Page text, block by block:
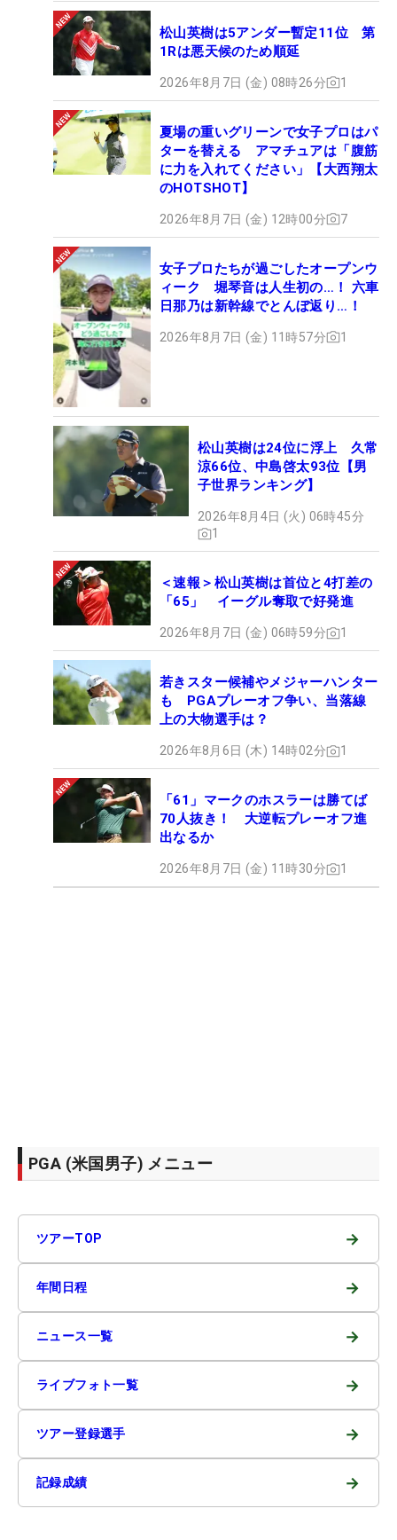
松山英樹は5アンダー暫定11位 第
1Rは悪天候のため順延
2026年8月7日 (金) 08時26分 1
夏場の重いグリーンで女子プロはパ
ターを替える アマチュアは「腹筋
に力を入れてください」【大西翔太
のHOTSHOT】
2026年8月7日 (金) 12時00分 7
女子プロたちが過ごしたオープンウ
ィーク 堀琴音は人生初の…！ 六車
日那乃は新幹線でとんぼ返り…！
2026年8月7日 (金) 11時57分 1
松山英樹は24位に浮上 久常
涼66位、中島啓太93位【男
子世界ランキング】
2026年8月4日 (火) 06時45分
1
＜速報＞松山英樹は首位と4打差の
「65」 イーグル奪取で好発進
2026年8月7日 (金) 06時59分 1
若きスター候補やメジャーハンター
も PGAプレーオフ争い、当落線
上の大物選手は？
2026年8月6日 (木) 14時02分 1
「61」マークのホスラーは勝てば
70人抜き！ 大逆転プレーオフ進
出なるか
2026年8月7日 (金) 11時30分 1
PGA (米国男子) メニュー
ツアーTOP →
年間日程 →
ニュース一覧 →
ライブフォト一覧 →
ツアー登録選手 →
記録成績 →